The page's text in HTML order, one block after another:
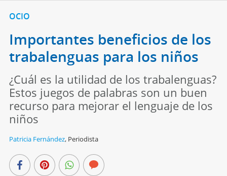
OCIO
Importantes beneficios de los
trabalenguas para los niños
¿Cuál es la utilidad de los trabalenguas?
Estos juegos de palabras son un buen
recurso para mejorar el lenguaje de los
niños
Patricia Fernández, Periodista